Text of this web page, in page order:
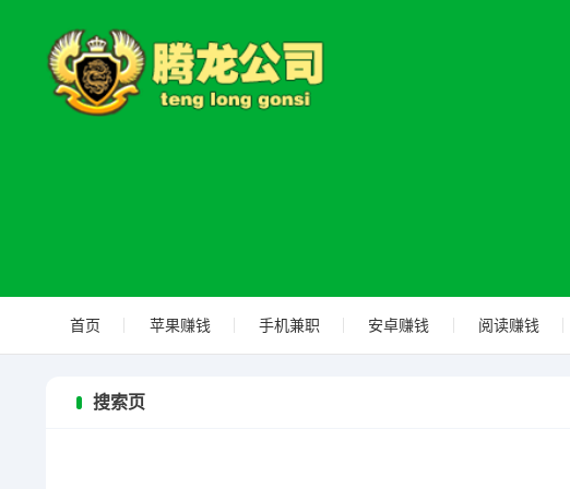
首页 苹果赚钱 手机兼职 安卓赚钱 阅读赚钱
搜索页